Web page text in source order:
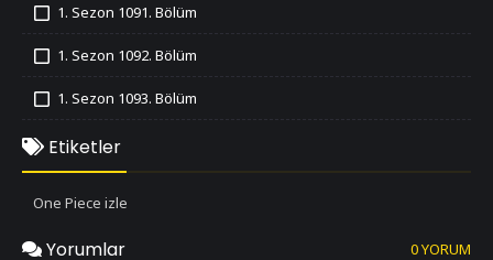
1. Sezon 1091. Bölüm
1. Sezon 1092. Bölüm
1. Sezon 1093. Bölüm
İzledim
1. Sezon 1094. Bölüm
İzledim
Etiketler
One Piece izle
Yorumlar 0 YORUM